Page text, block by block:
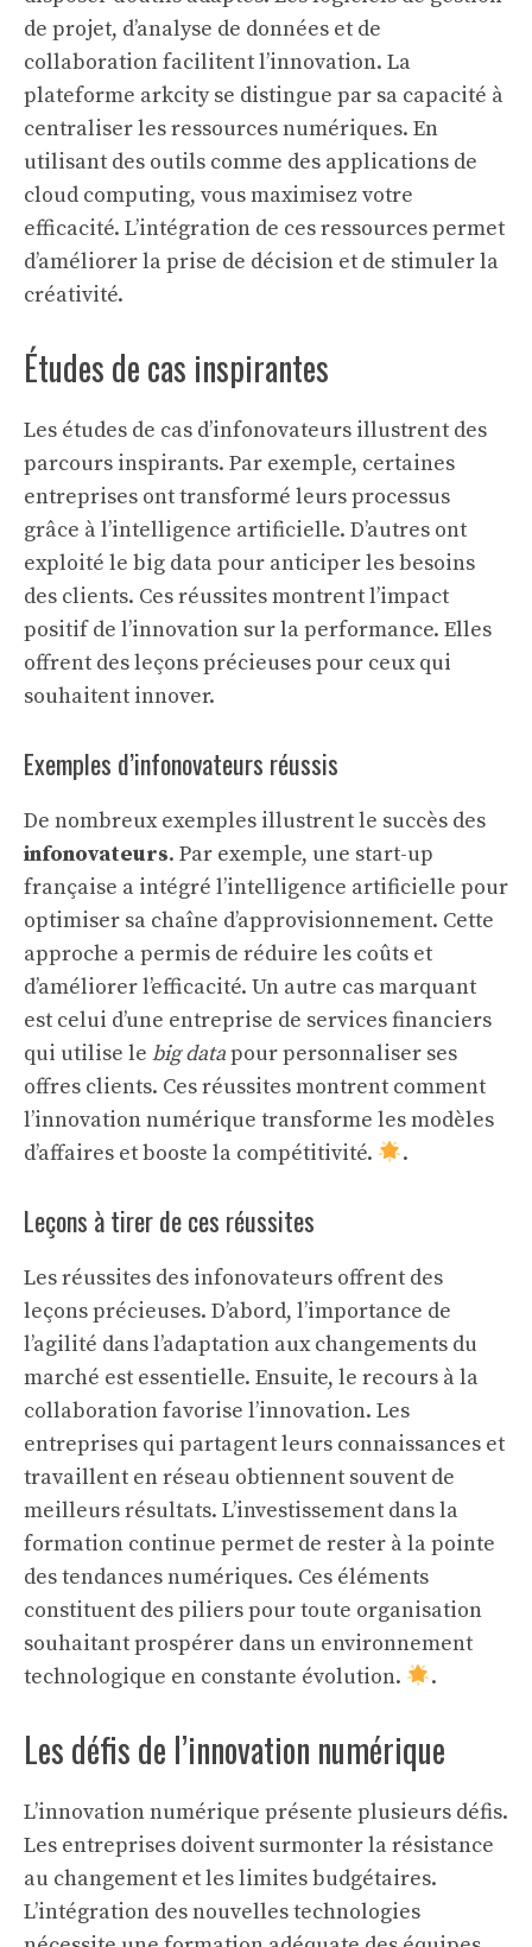
de projet, d’analyse de données et de
collaboration facilitent l’innovation. La
plateforme arkcityse distingue par sa capacité à
centraliser les ressources numériques. En
utilisant des outils comme des applications de
cloud computing, vous maximisez votre
efficacité. L’intégration de ces ressources permet
d’améliorer la prise de décision et de stimuler la
créativité.
Études de cas inspirantes
Les études de cas d’infonovateurs illustrent des
parcours inspirants. Par exemple, certaines
entreprises ont transformé leurs processus
grâce à l’intelligence artificielle. D’autres ont
exploité le big data pour anticiper les besoins
des clients. Ces réussites montrent l’impact
positif de l’innovation sur la performance. Elles
offrent des leçons précieuses pour ceux qui
souhaitent innover.
Exemples d’infonovateurs réussis
De nombreux exemples illustrent le succès des
infonovateurs. Par exemple, une start-up
française a intégré l’intelligence artificielle pour
optimiser sa chaîne d’approvisionnement. Cette
approche a permis de réduire les coûts et
d’améliorer l’efficacité. Un autre cas marquant
est celui d’une entreprise de services financiers
qui utilise le big datapour personnaliser ses
offres clients. Ces réussites montrent comment
l’innovation numérique transforme les modèles
d’affaires et booste la compétitivité.
.
Leçons à tirer de ces réussites
Les réussites des infonovateurs offrent des
leçons précieuses. D’abord, l’importance de
l’agilité dans l’adaptation aux changements du
marché est essentielle. Ensuite, le recours à la
collaboration favorise l’innovation. Les
entreprises qui partagent leurs connaissances et
travaillent en réseau obtiennent souvent de
meilleurs résultats. L’investissement dans la
formation continue permet de rester à la pointe
des tendances numériques. Ces éléments
constituent des piliers pour toute organisation
souhaitant prospérer dans un environnement
technologique en constante évolution.
.
Les défis de l’innovation numérique
L’innovation numérique présente plusieurs défis.
Les entreprises doivent surmonter la résistance
au changement et les limites budgétaires.
L’intégration des nouvelles technologies